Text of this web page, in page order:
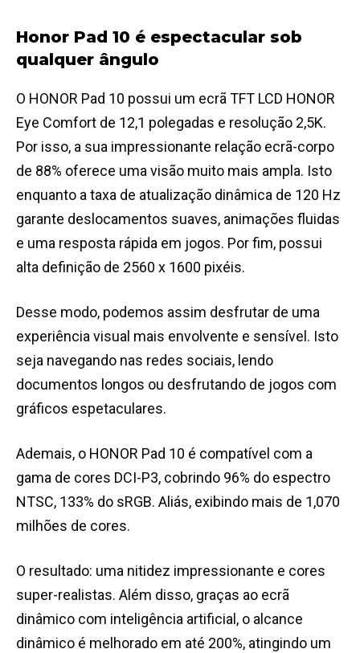
Honor Pad 10 é espectacular sob
qualquer ângulo
O HONOR Pad 10 possui um ecrã TFT LCD HONOR
Eye Comfort de 12,1 polegadas e resolução 2,5K.
Por isso, a sua impressionante relação ecrã-corpo
de 88% oferece uma visão muito mais ampla. Isto
enquanto a taxa de atualização dinâmica de 120 Hz
garante deslocamentos suaves, animações fluidas
e uma resposta rápida em jogos. Por fim, possui
alta definição de 2560 x 1600 pixéis.
Desse modo, podemos assim desfrutar de uma
experiência visual mais envolvente e sensível. Isto
seja navegando nas redes sociais, lendo
documentos longos ou desfrutando de jogos com
gráficos espetaculares.
Ademais, o HONOR Pad 10 é compatível com a
gama de cores DCI-P3, cobrindo 96% do espectro
NTSC, 133% do sRGB. Aliás, exibindo mais de 1,070
milhões de cores.
O resultado: uma nitidez impressionante e cores
super-realistas. Além disso, graças ao ecrã
dinâmico com inteligência artificial, o alcance
dinâmico é melhorado em até 200%, atingindo um